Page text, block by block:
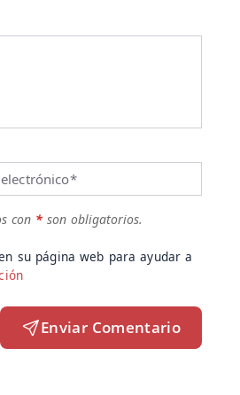
con * son obligatorios.
su página web para ayudar a
Enviar Comentario